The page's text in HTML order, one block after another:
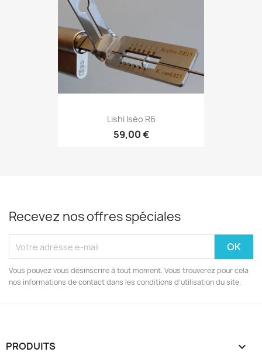
Lishi Iséo R6
59,00 €
Recevez nos offres spéciales
Vous pouvez vous désinscrire à tout moment. Vous trouverez pour cela
nos informations de contact dans les conditions d'utilisation du site.
PRODUITS 